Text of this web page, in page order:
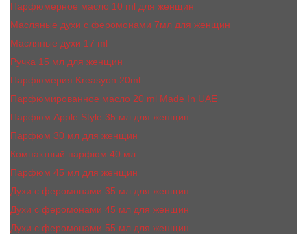
Парфюмерное масло 10 ml для женщин
Масляные духи c феромонами 7мл для женщин
Масляные духи 17 ml
Ручка 15 мл для женщин
Парфюмерия Kreasyon 20ml
Парфюмированное масло 20 ml Made In UAE
Парфюм Apple Style 35 мл для женщин
Парфюм 30 мл для женщин
Компактный парфюм 40 мл
Парфюм 45 мл для женщин
Духи с феромонами 35 мл для женщин
Духи с феромонами 45 мл для женщин
Духи с феромонами 55 мл для женщин